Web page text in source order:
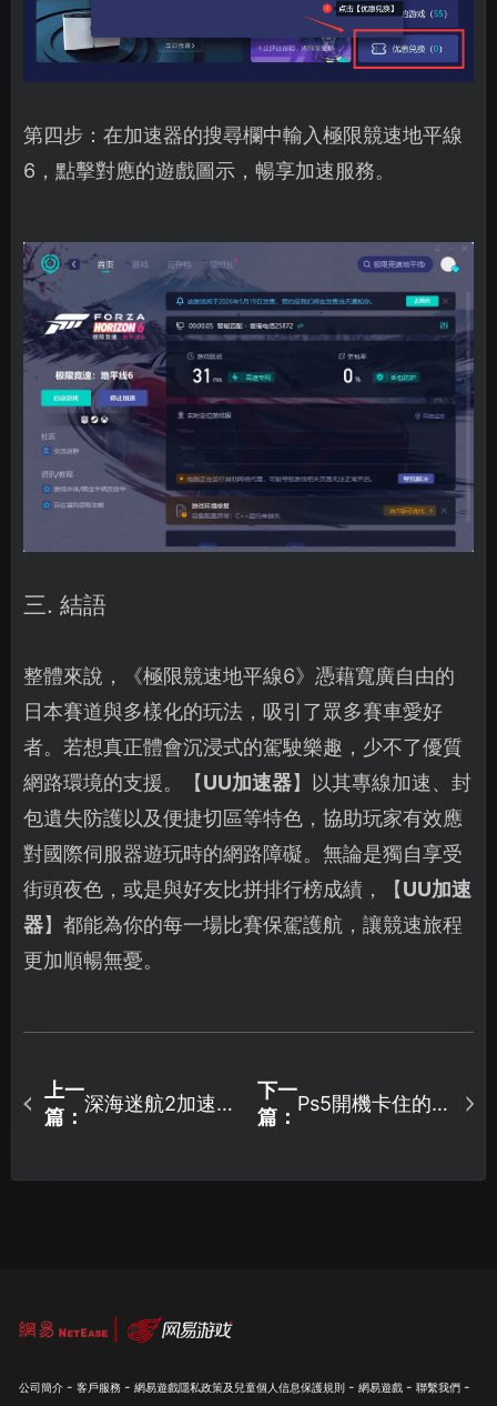
第四步：在加速器的搜尋欄中輸入極限競速地平線
6，點擊對應的遊戲圖示，暢享加速服務。
三. 結語
整體來說，《極限競速地平線6》憑藉寬廣自由的
日本賽道與多樣化的玩法，吸引了眾多賽車愛好
者。若想真正體會沉浸式的駕駛樂趣，少不了優質
網路環境的支援。【UU加速器】以其專線加速、封
包遺失防護以及便捷切區等特色，協助玩家有效應
對國際伺服器遊玩時的網路障礙。無論是獨自享受
街頭夜色，或是與好友比拼排行榜成績，【UU加速
器】都能為你的每一場比賽保駕護航，讓競速旅程
更加順暢無憂。
上一
篇：
深海迷航2加速器
解！
下一
篇：
Ps5開機卡住的原
公司簡介 - 客戶服務 - 網易遊戲隱私政策及兒童個人信息保護規則 - 網易遊戲 - 聯繫我們 -